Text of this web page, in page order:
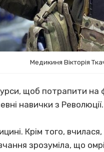
Медикиня Вікторія
щоб потрапити
навички з Революції.
Крім того,
зрозуміла, що